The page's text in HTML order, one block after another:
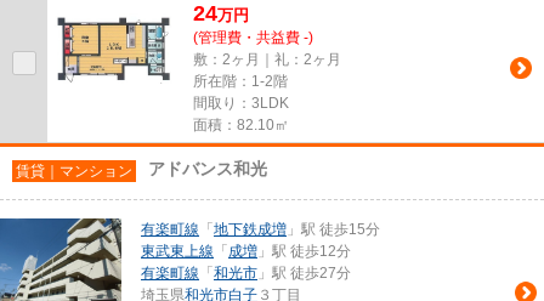
24万円
(管理費・共益費 -)
敷：2ヶ月｜礼：2ヶ月
所在階：1-2階
間取り：3LDK
面積：82.10㎡
賃貸｜マンション アドバンス和光
有楽町線 「 地下鉄成増 」駅 徒歩15分
東武東上線 「 成増 」駅 徒歩12分
有楽町線 「 和光市 」駅 徒歩27分
埼玉県和光市白子 ３丁目